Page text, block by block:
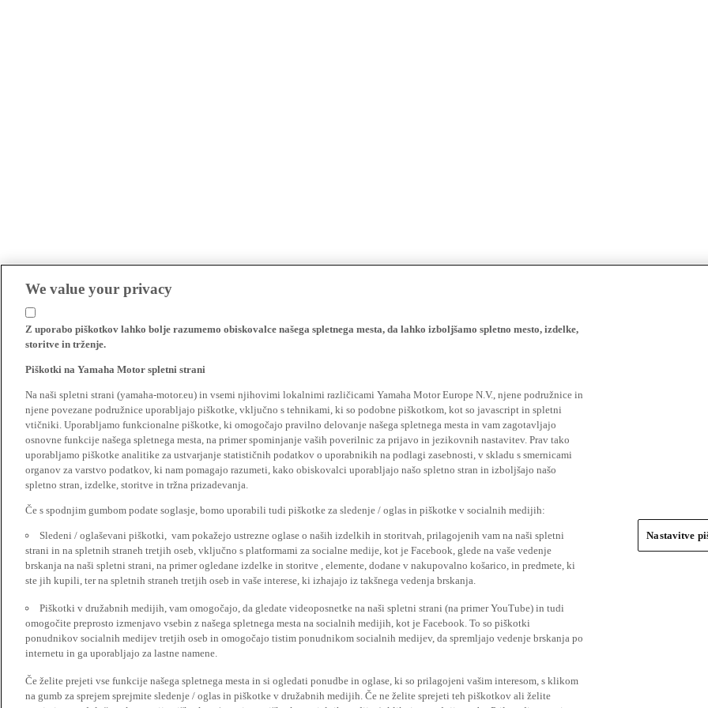
We value your privacy
Z uporabo piškotkov lahko bolje razumemo obiskovalce našega spletnega mesta, da lahko izboljšamo spletno mesto, izdelke,
storitve in trženje.
Piškotki na Yamaha Motor spletni strani
Na naši spletni strani (yamaha-motor.eu) in vsemi njihovimi lokalnimi različicami Yamaha Motor Europe N.V., njene podružnice in
njene povezane podružnice uporabljajo piškotke, vključno s tehnikami, ki so podobne piškotkom, kot so javascript in spletni
vtičniki. Uporabljamo funkcionalne piškotke, ki omogočajo pravilno delovanje našega spletnega mesta in vam zagotavljajo
osnovne funkcije našega spletnega mesta, na primer spominjanje vaših poverilnic za prijavo in jezikovnih nastavitev. Prav tako
uporabljamo piškotke analitike za ustvarjanje statističnih podatkov o uporabnikih na podlagi zasebnosti, v skladu s smernicami
organov za varstvo podatkov, ki nam pomagajo razumeti, kako obiskovalci uporabljajo našo spletno stran in izboljšajo našo
spletno stran, izdelke, storitve in tržna prizadevanja.
Če s spodnjim gumbom podate soglasje, bomo uporabili tudi piškotke za sledenje / oglas in piškotke v socialnih medijih:
Sledeni / oglaševani piškotki, vam pokažejo ustrezne oglase o naših izdelkih in storitvah, prilagojenih vam na naši spletni
strani in na spletnih straneh tretjih oseb, vključno s platformami za socialne medije, kot je Facebook, glede na vaše vedenje
brskanja na naši spletni strani, na primer ogledane izdelke in storitve , elemente, dodane v nakupovalno košarico, in predmete, ki
ste jih kupili, ter na spletnih straneh tretjih oseb in vaše interese, ki izhajajo iz takšnega vedenja brskanja.
Piškotki v družabnih medijih, vam omogočajo, da gledate videoposnetke na naši spletni strani (na primer YouTube) in tudi
omogočite preprosto izmenjavo vsebin z našega spletnega mesta na socialnih medijih, kot je Facebook. To so piškotki
ponudnikov socialnih medijev tretjih oseb in omogočajo tistim ponudnikom socialnih medijev, da spremljajo vedenje brskanja po
internetu in ga uporabljajo za lastne namene.
Če želite prejeti vse funkcije našega spletnega mesta in si ogledati ponudbe in oglase, ki so prilagojeni vašim interesom, s klikom
na gumb za sprejem sprejmite sledenje / oglas in piškotke v družabnih medijih. Če ne želite sprejeti teh piškotkov ali želite
Nastavitve